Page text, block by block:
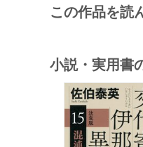
この作品を読
小説・実用書
s